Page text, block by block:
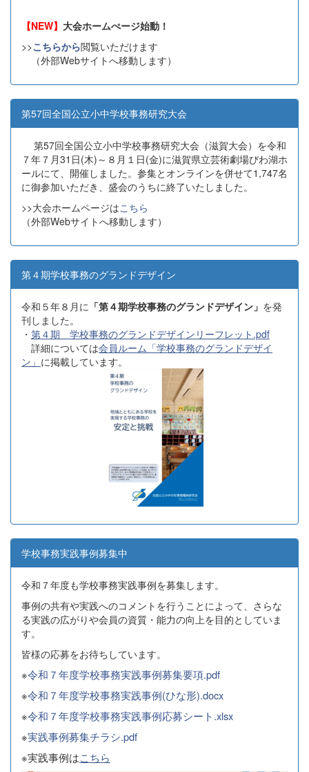
【NEW】 大会ホームぺージ始動！
>>こちらから閲覧いただけます
（外部Webサイトへ移動します）
第57回全国公立小中学校事務研究大会
第57回全国公立小中学校事務研究大会（滋賀大会）を令和
７年７月31日(木)～８月１日(金)に滋賀県立芸術劇場びわ湖ホ
ールにて、開催しました。参集とオンラインを併せて1,747名
に御参加いただき、盛会のうちに終了いたしました。
>>大会ホームページはこちら
（外部Webサイトへ移動します）
第４期学校事務のグランドデザイン
令和５年８月に 「第４期学校事務のグランドデザイン」 を発
刊しました。
・ 第４期 学校事務のグランドデザインリーフレット.pdf
詳細については会員ルーム「学校事務のグランドデザイ
ン」 に掲載しています。
学校事務実践事例募集中
令和７年度も学校事務実践事例を募集します。
事例の共有や実践へのコメントを行うことによって、さらな
る実践の広がりや会員の資質・能力の向上を目的としていま
す。
皆様の応募をお待ちしています。
※令和７年度学校事務実践事例募集要項.pdf
※令和７年度学校事務実践事例(ひな形).docx
※令和７年度学校事務実践事例応募シート.xlsx
※実践事例募集チラシ.pdf
※実践事例はこちら